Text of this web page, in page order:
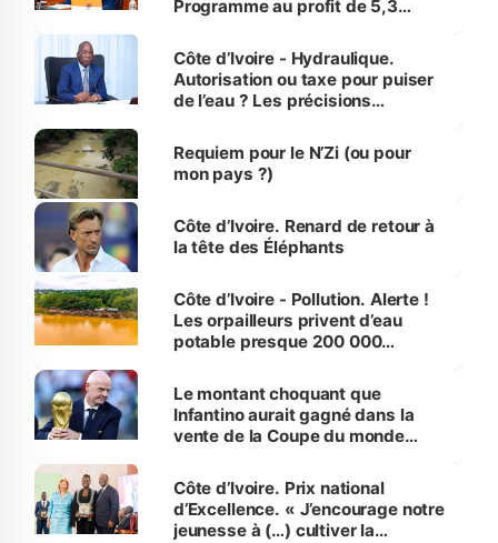
Programme au profit de 5,3
Côte d’Ivoire - Hydraulique.
Autorisation ou taxe pour puiser
de l’eau ? Les précisions
Requiem pour le N’Zi (ou pour
mon pays ?)
Côte d’Ivoire. Renard de retour à
la tête des Éléphants
Côte d’Ivoire - Pollution. Alerte !
Les orpailleurs privent d’eau
potable presque 200 000
Le montant choquant que
Infantino aurait gagné dans la
vente de la Coupe du monde
Côte d’Ivoire. Prix national
d’Excellence. « J’encourage notre
jeunesse à (…) cultiver la